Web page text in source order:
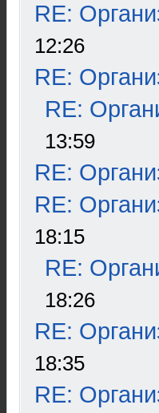
RE:
12:26
RE:
RE:
13:59
RE:
RE:
18:15
RE:
18:26
RE:
18:35
RE: